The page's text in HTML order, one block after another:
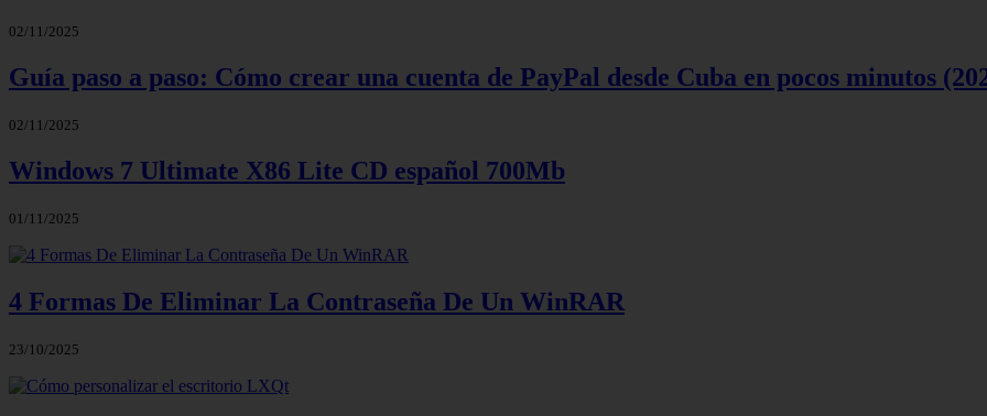
02/11/2025
Guía paso a paso: Cómo crear una cuenta de PayPal desde Cuba en pocos minutos
02/11/2025
Windows 7 Ultimate X86 Lite CD español 700Mb
01/11/2025
4 Formas De Eliminar La Contraseña De Un WinRAR
23/10/2025